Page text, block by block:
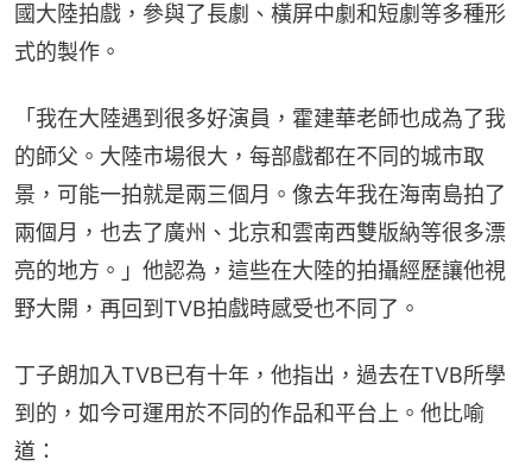
國大陸拍戲，參與了長劇、橫屏中劇和短劇等多種形
式的製作。
「我在大陸遇到很多好演員，霍建華老師也成為了我
的師父。大陸市場很大，每部戲都在不同的城市取
景，可能一拍就是兩三個月。像去年我在海南島拍了
兩個月，也去了廣州、北京和雲南西雙版納等很多漂
亮的地方。」他認為，這些在大陸的拍攝經歷讓他視
野大開，再回到TVB拍戲時感受也不同了。
丁子朗加入TVB已有十年，他指出，過去在TVB所學
到的，如今可運用於不同的作品和平台上。他比喻
道：